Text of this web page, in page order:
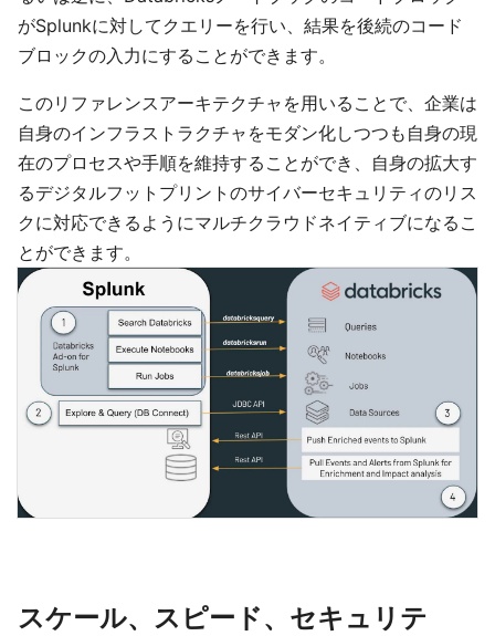
がSplunkに対してクエリーを行い、結果を後続のコード
ブロックの入力にすることができます。
このリファレンスアーキテクチャを用いることで、企業は
自身のインフラストラクチャをモダン化しつつも自身の現
在のプロセスや手順を維持することができ、自身の拡大す
るデジタルフットプリントのサイバーセキュリティのリス
クに対応できるようにマルチクラウドネイティブになるこ
とができます。
スケール、スピード、セキュリテ